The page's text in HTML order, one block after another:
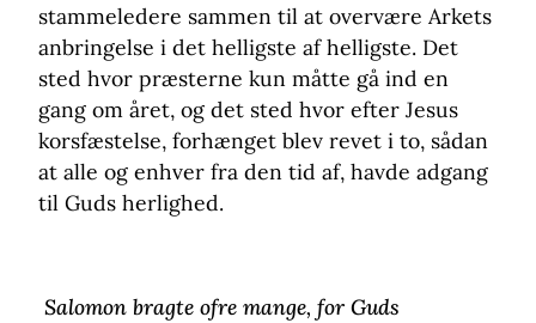
stammeledere sammen til at overvære Arkets
anbringelse i det helligste af helligste. Det
sted hvor præsterne kun måtte gå ind en
gang om året, og det sted hvor efter Jesus
korsfæstelse, forhænget blev revet i to, sådan
at alle og enhver fra den tid af, havde adgang
til Guds herlighed.
Salomon bragte ofre mange, for Guds